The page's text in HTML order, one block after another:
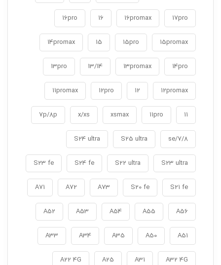
17pro
16promax
16
16pro
15promax
15pro
15
14promax
14pro
13promax
13/14
13pro
12promax
12
12pro
11promax
11
11pro
xsmax
x/xs
7p/8p
7/8/se
S25 ultra
S24 ultra
S23 ultra
S22 ultra
S24 fe
S23 fe
S21 fe
S20 fe
A73
A72
A71
A56
A55
A54
A53
A52
A51
A50
A35
A34
A33
A32 4G
A31
A25
A22 4G